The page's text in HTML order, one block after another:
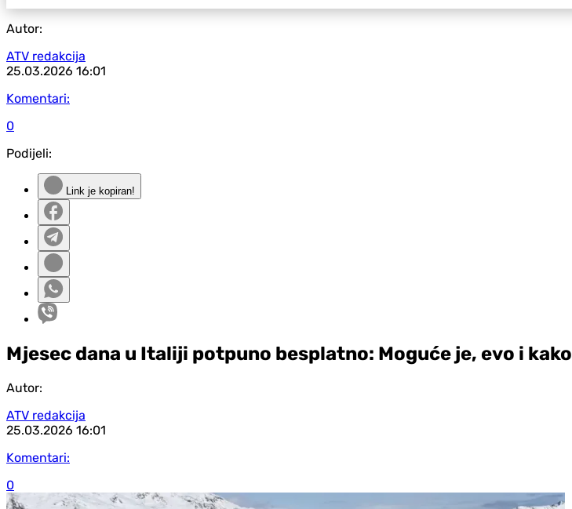
Autor:
ATV redakcija
25.03.2026 16:01
Komentari:
0
Podijeli:
Link je kopiran!
Mjesec dana u Italiji potpuno besplatno: Moguće je, evo i kako
Autor:
ATV redakcija
25.03.2026 16:01
Komentari:
0